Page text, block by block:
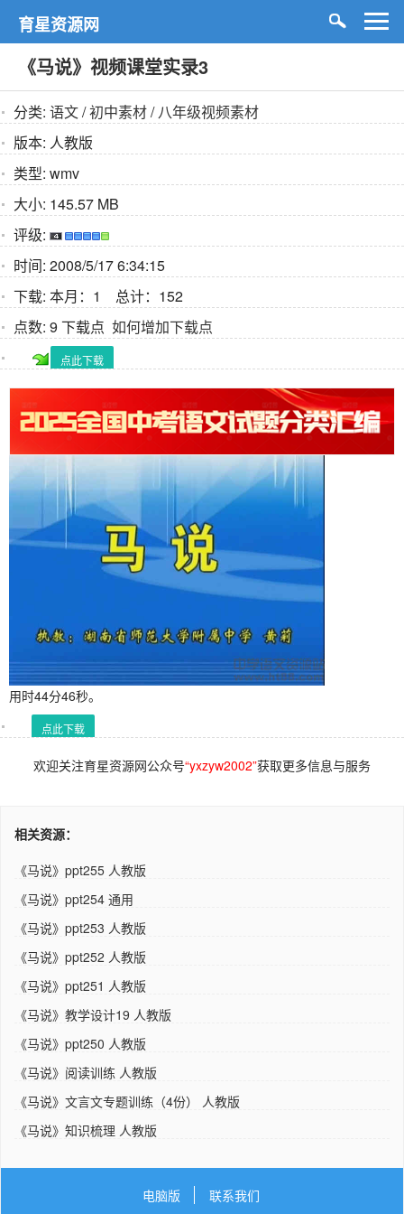
育星资源网
《马说》视频课堂实录3
分类: 语文/初中素材/八年级视频素材
版本: 人教版
类型: wmv
大小: 145.57 MB
评级:
时间: 2008/5/17 6:34:15
下载: 本月：1 总计：152
点数: 9 下载点 如何增加下载点
点此下载
用时44分46秒。
点此下载
欢迎关注育星资源网公众号“yxzyw2002”获取更多信息与服务
相关资源：
《马说》ppt255 人教版
《马说》ppt254 通用
《马说》ppt253 人教版
《马说》ppt252 人教版
《马说》ppt251 人教版
《马说》教学设计19 人教版
《马说》ppt250 人教版
《马说》阅读训练 人教版
《马说》文言文专题训练（4份） 人教版
《马说》知识梳理 人教版
电脑版 联系我们